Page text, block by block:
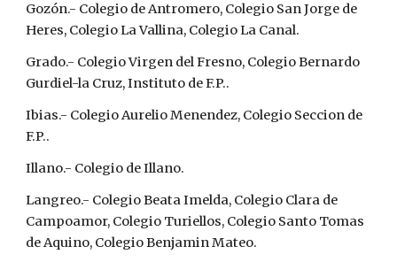
Gozón.- Colegio de Antromero, Colegio San Jorge de
Heres, Colegio La Vallina, Colegio La Canal.
Grado.- Colegio Virgen del Fresno, Colegio Bernardo
Gurdiel-la Cruz, Instituto de F.P..
Ibias.- Colegio Aurelio Menendez, Colegio Seccion de
F.P..
Illano.- Colegio de Illano.
Langreo.- Colegio Beata Imelda, Colegio Clara de
Campoamor, Colegio Turiellos, Colegio Santo Tomas
de Aquino, Colegio Benjamin Mateo.